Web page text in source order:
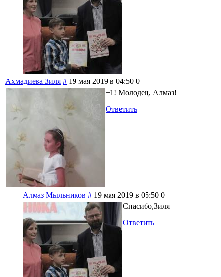
Ахмадиева Зиля # 19 мая 2019 в 04:50 0
+1! Молодец, Алмаз!
Ответить
Алмаз Мыльников # 19 мая 2019 в 05:50 0
Спасибо,Зиля
Ответить